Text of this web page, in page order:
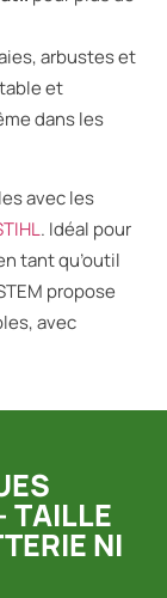
arbustes et
et
dans les
avec les
. Idéal pour
tant qu’outil
propose
avec
TAILLE
NI